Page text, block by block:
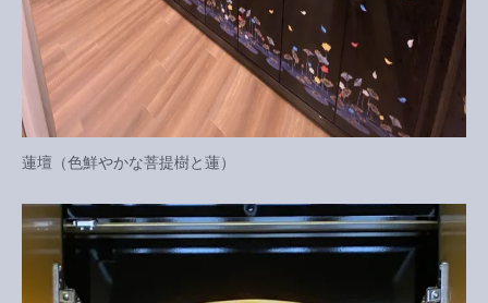
蓮壇（色鮮やかな菩提樹と蓮）